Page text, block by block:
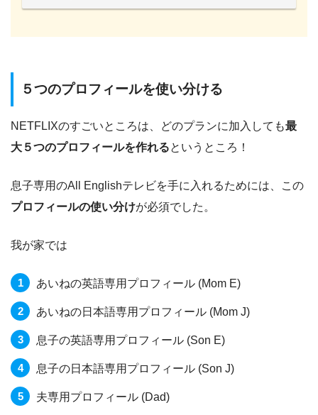
５つのプロフィールを使い分ける
NETFLIXのすごいところは、どのプランに加入しても最
大５つのプロフィールを作れるというところ！
息子専用のAll Englishテレビを手に入れるためには、この
プロフィールの使い分けが必須でした。
我が家では
あいねの英語専用プロフィール (Mom E)
あいねの日本語専用プロフィール (Mom J)
息子の英語専用プロフィール (Son E)
息子の日本語専用プロフィール (Son J)
夫専用プロフィール (Dad)